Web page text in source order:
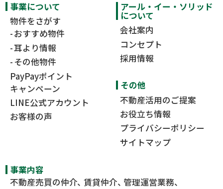
事業について
物件をさがす
おすすめ物件
耳より情報
その他物件
PayPayポイント
キャンペーン
LINE公式アカウント
お客様の声
アール・イー・ソリッド
について
会社案内
コンセプト
採用情報
その他
不動産活用のご提案
お役立ち情報
プライバシーポリシー
サイトマップ
事業内容
不動産売買の仲介 賃貸仲介 管理運営業務